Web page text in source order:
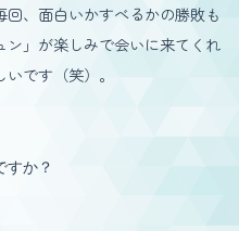
、面白いかすべるかの勝敗も
」が楽しみで会いに来てくれ
です（笑）。
すか？